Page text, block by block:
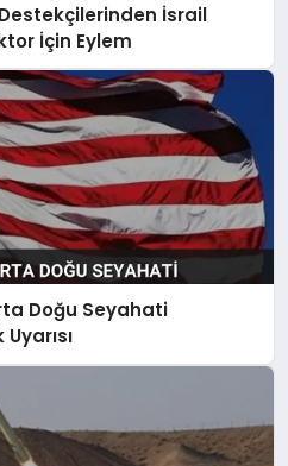
İsrail
İçin Eylem
Doğu Seyahati